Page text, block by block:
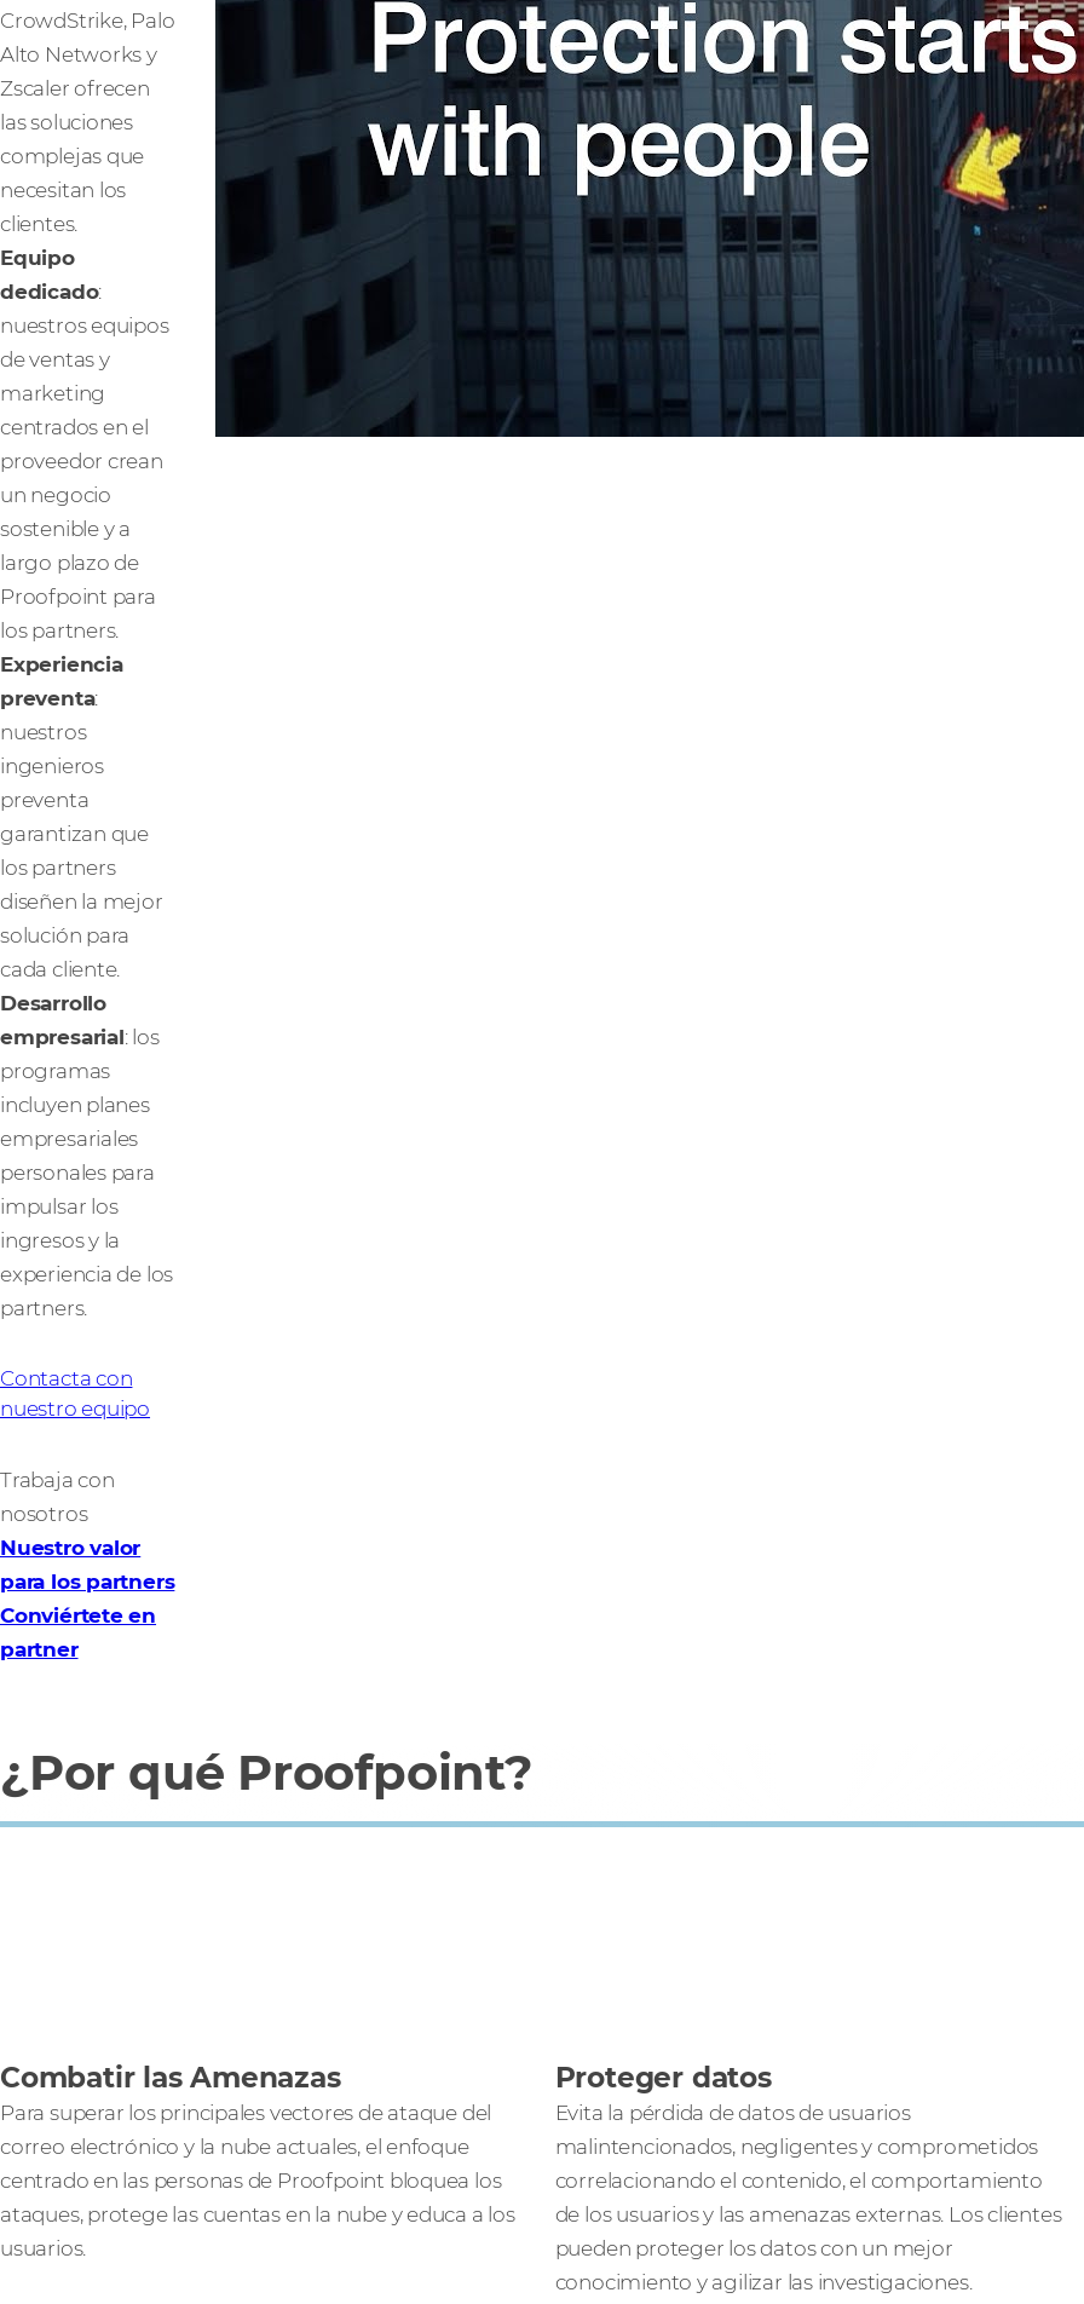
CrowdStrike, Palo
Alto Networks y
Zscaler ofrecen
las soluciones
complejas que
necesitan los
clientes.
Equipo
dedicado:
nuestros equipos
de ventas y
marketing
centrados en el
proveedor crean
un negocio
sostenible y a
largo plazo de
Proofpoint para
los partners.
Experiencia
preventa:
nuestros
ingenieros
preventa
garantizan que
los partners
diseñen la mejor
solución para
cada cliente.
Desarrollo
empresarial: los
programas
incluyen planes
empresariales
personales para
impulsar los
ingresos y la
experiencia de los
partners.
Contacta con
nuestro equipo
Trabaja con
nosotros
Nuestro valor
para los partners
Conviértete en
partner
¿Por qué Proofpoint?
Combatir las Amenazas
Para superar los principales vectores de ataque del
correo electrónico y la nube actuales, el enfoque
centrado en las personas de Proofpoint bloquea los
ataques, protege las cuentas en la nube y educa a los
usuarios.
Proteger datos
Evita la pérdida de datos de usuarios
malintencionados, negligentes y comprometidos
correlacionando el contenido, el comportamiento
de los usuarios y las amenazas externas. Los clientes
pueden proteger los datos con un mejor
conocimiento y agilizar las investigaciones.